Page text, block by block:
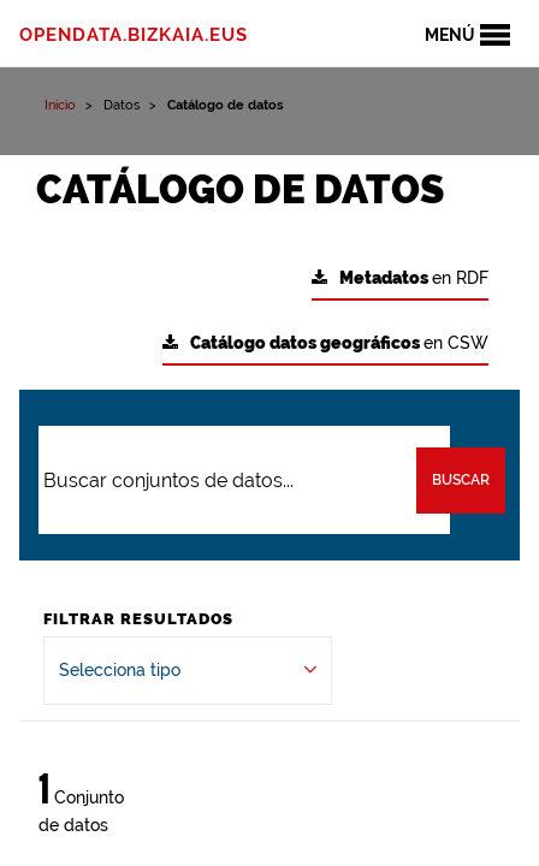
MENÚ
OPENDATA.BIZKAIA.EUS
Inicio Datos Catálogo de datos
CATÁLOGO DE DATOS
Metadatosen RDF
Catálogo datos geográficosen CSW
BUSCAR
FILTRAR RESULTADOS
Selecciona tipo
1 Conjunto
de datos